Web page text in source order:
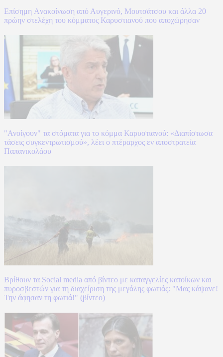
Επίσημη Aνακοίνωση από Αυγερινό, Μουτσάτσου και άλλα 20
πρώην στελέχη του κόμματος Καρυστιανού που αποχώρησαν
"Ανοίγουν" τα στόματα για το κόμμα Καρυστιανού: «Διαπίστωσα
τάσεις συγκεντρωτισμού», λέει ο πτέραρχος εν αποστρατεία
Παπανικολάου
Βρίθουν τα Social media από βίντεο με καταγγελίες κατοίκων και
πυροσβεστών για τη διαχείριση της μεγάλης φωτιάς: "Μας κάψανε!
Την άφησαν τη φωτιά!" (βίντεο)